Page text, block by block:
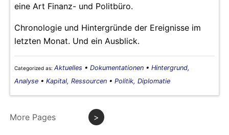
eine Art Finanz- und Politbüro.
Chronologie und Hintergründe der Ereignisse im
letzten Monat. Und ein Ausblick.
Categorized as: Aktuelles • Dokumentationen • Hintergrund,
Analyse • Kapital, Ressourcen • Politik, Diplomatie
More Pages >